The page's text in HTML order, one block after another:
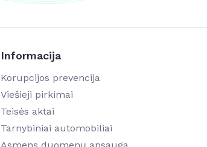
Informacija
Korupcijos prevencija
Viešieji pirkimai
Teisės aktai
Tarnybiniai automobiliai